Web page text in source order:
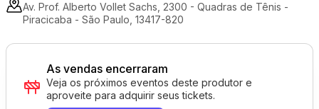
Av. Prof. Alberto Vollet Sachs, 2300 - Quadras de Tênis -
Piracicaba - São Paulo, 13417-820
As vendas encerraram
Veja os próximos eventos deste produtor e
aproveite para adquirir seus tickets.